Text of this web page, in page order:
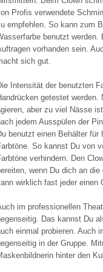
Profis verwendete
empfehlen. So kann zum
benutzt werden.
vorhanden sein.
sich gut.
Intensität der benutzten
getestet
aber zu viel Nässe
jedem Ausspülen der
benutzt einen Behälter für
So kannst Du von
verhindern. Den
wenn Du dich an
wirklich fast jeder einen
im professionellen
Das kannst Du
einmal probieren. Auch
in der Gruppe.
hinter den